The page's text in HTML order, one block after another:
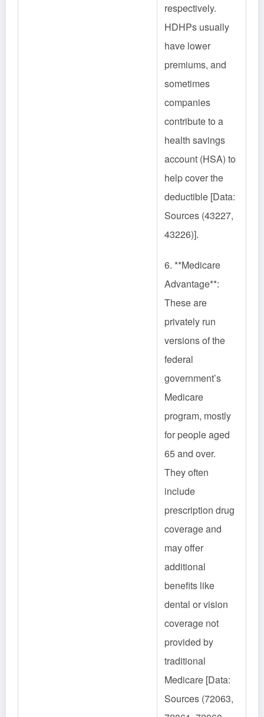
respectively.
HDHPs usually
have lower
premiums, and
sometimes
companies
contribute to a
health savings
account (HSA) to
help cover the
deductible [Data:
Sources (43227,
43226)].
6. **Medicare
Advantage**:
These are
privately run
versions of the
federal
government’s
Medicare
program, mostly
for people aged
65 and over.
They often
include
prescription drug
coverage and
may offer
additional
benefits like
dental or vision
coverage not
provided by
traditional
Medicare [Data:
Sources (72063,